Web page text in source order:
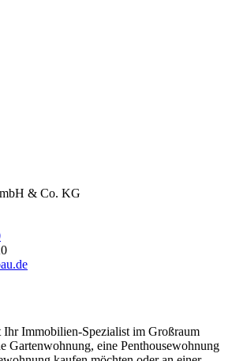
& Co. KG
Ihr Immobilien-Spezialist im Großraum
Gartenwohnung, eine Penthousewohnung